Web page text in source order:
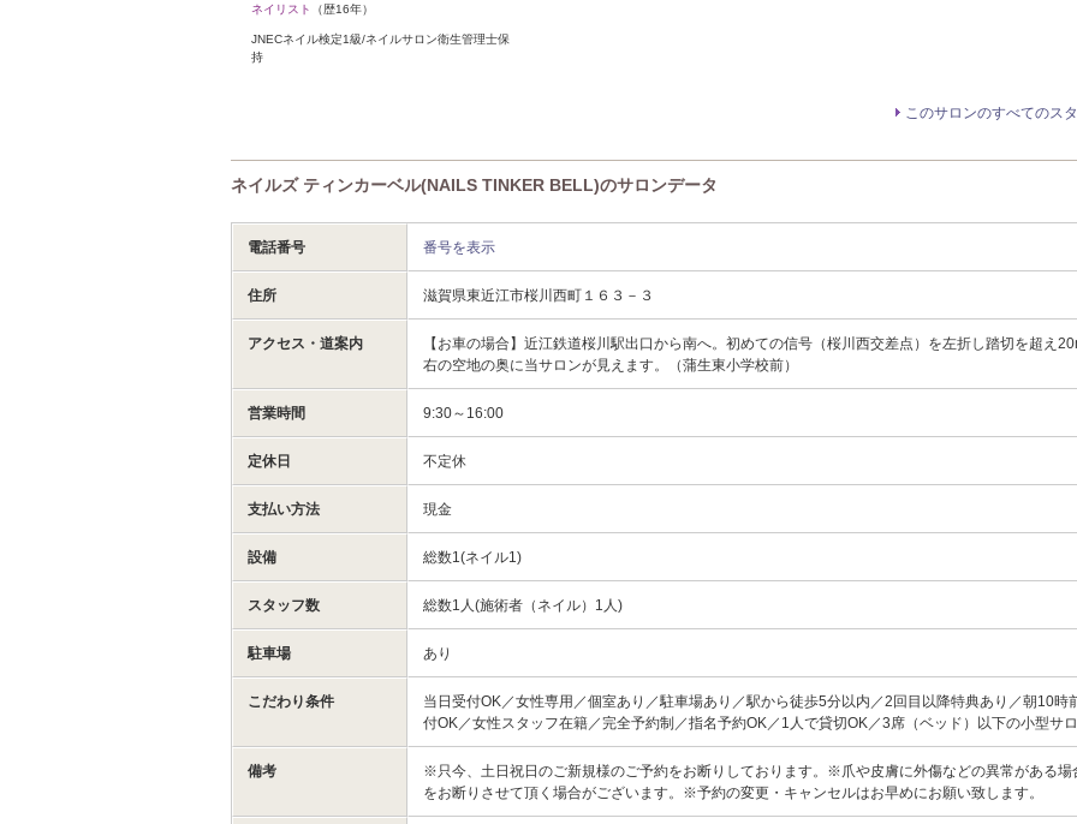
ネイリスト （歴16年）
JNECネイル検定1級/ネイルサロン衛生管理士保
持
このサロンのすべてのス
ネイルズ ティンカーベル(NAILS TINKER BELL)のサロンデータ
電話番号 番号を表示
住所 滋賀県東近江市桜川西町１６３－３
アクセス・道案内
【お車の場合】近江鉄道桜川駅出口から南へ。初めての信号（桜川西交差点）を左折し踏切を超え
右の空地の奥に当サロンが見えます。（蒲生東小学校前）
営業時間 9:30～16:00
定休日 不定休
支払い方法 現金
設備 総数1(ネイル1)
スタッフ数 総数1人(施術者（ネイル）1人)
駐車場 あり
こだわり条件
当日受付OK／女性専用／個室あり／駐車場あり／駅から徒歩5分以内／2回目以降特典あり／朝10時
付OK／女性スタッフ在籍／完全予約制／指名予約OK／1人で貸切OK／3席（ベッド）以下の小型サ
備考
※只今、土日祝日のご新規様のご予約をお断りしております。※爪や皮膚に外傷などの異常がある場
をお断りさせて頂く場合がございます。※予約の変更・キャンセルはお早めにお願い致します。